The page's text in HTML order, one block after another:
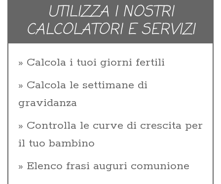
UTILIZZA I NOSTRI
CALCOLATORI E SERVIZI
Calcola i tuoi giorni fertili
Calcola le settimane di
gravidanza
Controlla le curve di crescita per
il tuo bambino
Elenco frasi auguri comunione